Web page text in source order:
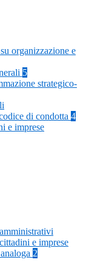
organizzazione e
5
strategico-
di condotta 4
e imprese
e imprese
2